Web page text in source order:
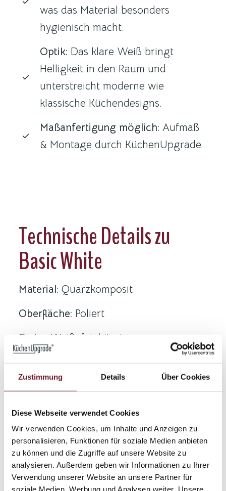
Zustimmung Details Über Cookies
Diese Webseite verwendet Cookies
Wir verwenden Cookies, um Inhalte und Anzeigen zu
personalisieren, Funktionen für soziale Medien anbieten
zu können und die Zugriffe auf unsere Website zu
analysieren. Außerdem geben wir Informationen zu Ihrer
Verwendung unserer Website an unsere Partner für
soziale Medien, Werbung und Analysen weiter. Unsere
was das Material besonders
hygienisch macht.
Optik: Das klare Weiß bringt
Helligkeit in den Raum und
unterstreicht moderne wie
klassische Küchendesigns.
Maßanfertigung möglich: Aufmaß
& Montage durch KüchenUpgrade
Technische Details zu
Basic White
Material: Quarzkomposit
Oberfläche: Poliert
Farbe:
Weiß, feinkörnig
Maximale Größe:300 x 125 cm
unterfüttert
Herkunft:Industriell gefertigtes
Quarzkomposit